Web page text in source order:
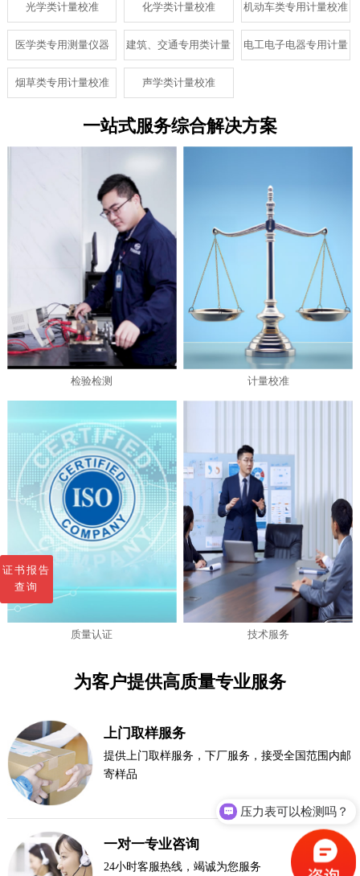
光学类计量校准 化学类计量校准 机动车类专用计量校准
医学类专用测量仪器 建筑、交通专用类计量 电工电子电器专用计量
烟草类专用计量校准 声学类计量校准
一站式服务综合解决方案
检验检测 计量校准
质量认证 技术服务
为客户提供高质量专业服务
上门取样服务
提供上门取样服务，下厂服务，接受全国范围内邮
寄样品
一对一专业咨询
24小时客服热线，竭诚为您服务
证书报告
查询
压力表可以检测吗？